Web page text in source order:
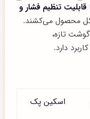
قابلیت تنظیم فشار و
محصول می‌کشند.
تازه،
دارد.
اسکین پک